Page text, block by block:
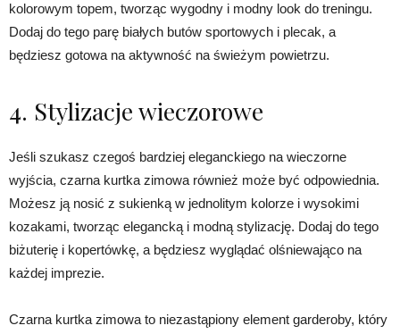
kolorowym topem, tworząc wygodny i modny look do treningu.
Dodaj do tego parę białych butów sportowych i plecak, a
będziesz gotowa na aktywność na świeżym powietrzu.
4. Stylizacje wieczorowe
Jeśli szukasz czegoś bardziej eleganckiego na wieczorne
wyjścia, czarna kurtka zimowa również może być odpowiednia.
Możesz ją nosić z sukienką w jednolitym kolorze i wysokimi
kozakami, tworząc elegancką i modną stylizację. Dodaj do tego
biżuterię i kopertówkę, a będziesz wyglądać olśniewająco na
każdej imprezie.
Czarna kurtka zimowa to niezastąpiony element garderoby, który